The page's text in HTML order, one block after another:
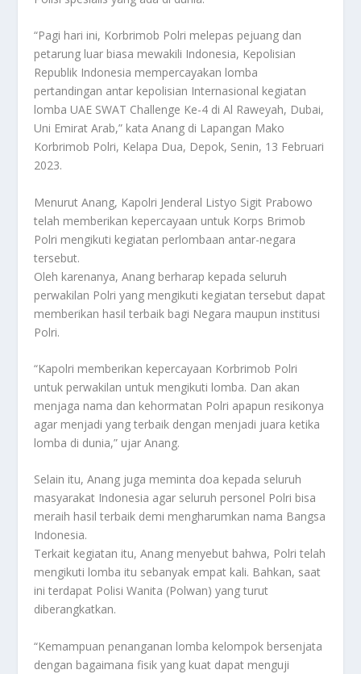
“Pagi hari ini, Korbrimob Polri melepas pejuang dan
petarung luar biasa mewakili Indonesia, Kepolisian
Republik Indonesia mempercayakan lomba
pertandingan antar kepolisian Internasional kegiatan
lomba UAE SWAT Challenge Ke-4 di Al Raweyah, Dubai,
Uni Emirat Arab,” kata Anang di Lapangan Mako
Korbrimob Polri, Kelapa Dua, Depok, Senin, 13 Februari
2023.
Menurut Anang, Kapolri Jenderal Listyo Sigit Prabowo
telah memberikan kepercayaan untuk Korps Brimob
Polri mengikuti kegiatan perlombaan antar-negara
tersebut.
Oleh karenanya, Anang berharap kepada seluruh
perwakilan Polri yang mengikuti kegiatan tersebut dapat
memberikan hasil terbaik bagi Negara maupun institusi
Polri.
“Kapolri memberikan kepercayaan Korbrimob Polri
untuk perwakilan untuk mengikuti lomba. Dan akan
menjaga nama dan kehormatan Polri apapun resikonya
agar menjadi yang terbaik dengan menjadi juara ketika
lomba di dunia,” ujar Anang.
Selain itu, Anang juga meminta doa kepada seluruh
masyarakat Indonesia agar seluruh personel Polri bisa
meraih hasil terbaik demi mengharumkan nama Bangsa
Indonesia.
Terkait kegiatan itu, Anang menyebut bahwa, Polri telah
mengikuti lomba itu sebanyak empat kali. Bahkan, saat
ini terdapat Polisi Wanita (Polwan) yang turut
diberangkatkan.
“Kemampuan penanganan lomba kelompok bersenjata
dengan bagaimana fisik yang kuat dapat menguji